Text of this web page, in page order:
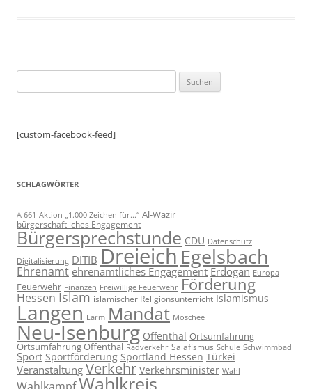
nach:
[custom-facebook-feed]
SCHLAGWÖRTER
A 661 Aktion „1.000 Zeichen für...“ Al-Wazir
bürgerschaftliches Engagement
Bürgersprechstunde CDU Datenschutz
Digitalisierung DITIB DreieichEgelsbach
Ehrenamt ehrenamtliches Engagement Erdogan Europa
Feuerwehr Finanzen Freiwillige Feuerwehr Förderung
Hessen Islam islamischer Religionsunterricht Islamismus
Langen Lärm Mandat Moschee
Neu-Isenburg Offenthal Ortsumfahrung
Ortsumfahrung Offenthal Radverkehr Salafismus Schule Schwimmbad
Sport Sportförderung Sportland Hessen Türkei
Veranstaltung Verkehr Verkehrsminister Wahl
Wahlkreis